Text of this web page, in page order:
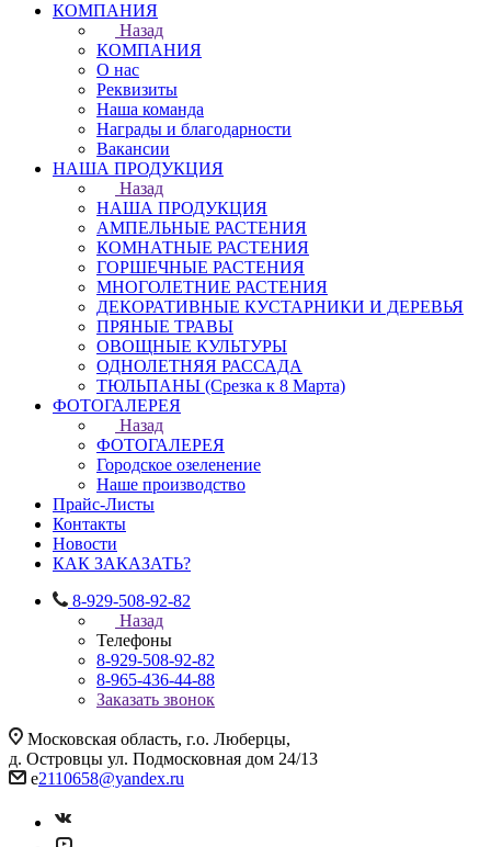
КОМПАНИЯ
Назад
КОМПАНИЯ
О нас
Реквизиты
Наша команда
Награды и благодарности
Вакансии
НАША ПРОДУКЦИЯ
Назад
НАША ПРОДУКЦИЯ
АМПЕЛЬНЫЕ РАСТЕНИЯ
КОМНАТНЫЕ РАСТЕНИЯ
ГОРШЕЧНЫЕ РАСТЕНИЯ
МНОГОЛЕТНИЕ РАСТЕНИЯ
ДЕКОРАТИВНЫЕ КУСТАРНИКИ И ДЕРЕВЬЯ
ПРЯНЫЕ ТРАВЫ
ОВОЩНЫЕ КУЛЬТУРЫ
ОДНОЛЕТНЯЯ РАССАДА
ТЮЛЬПАНЫ (Срезка к 8 Марта)
ФОТОГАЛЕРЕЯ
Назад
ФОТОГАЛЕРЕЯ
Городское озеленение
Наше производство
Прайс-Листы
Контакты
Новости
КАК ЗАКАЗАТЬ?
8-929-508-92-82
Назад
Телефоны
8-929-508-92-82
8-965-436-44-88
Заказать звонок
Московская область, г.о. Люберцы,
д. Островцы ул. Подмосковная дом 24/13
e2110658@yandex.ru